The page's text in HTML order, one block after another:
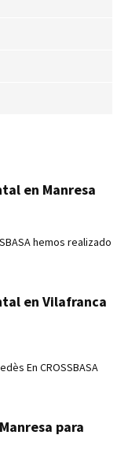
en Manresa
hemos realizado
en Vilafranca
En CROSSBASA
para